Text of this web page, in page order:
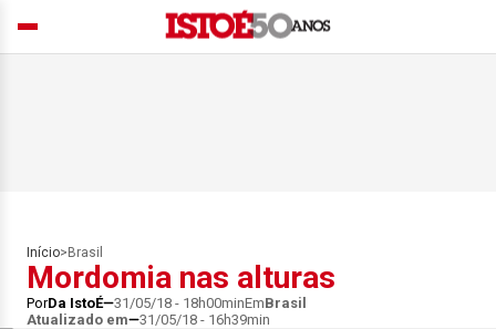
Início> Brasil
Mordomia nas alturas
PorDa IstoÉ 31/05/18 - 18h00minEmBrasil
Atualizado em
31/05/18 - 16h39min